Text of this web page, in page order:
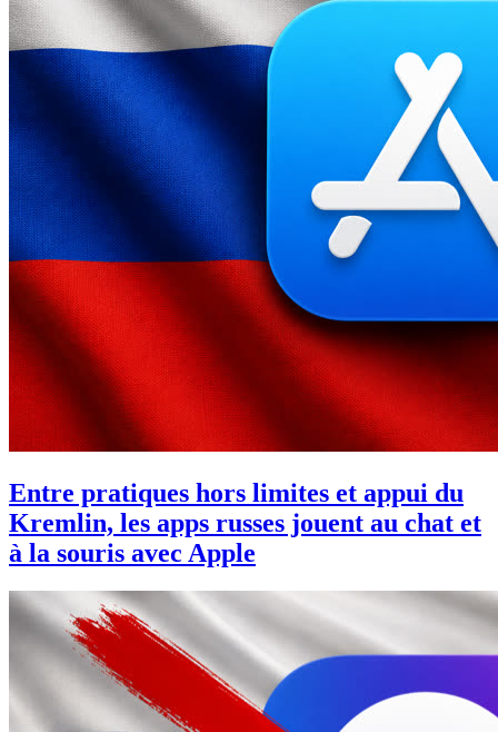
Entre pratiques hors limites et appui du
Kremlin, les apps russes jouent au chat et
à la souris avec Apple